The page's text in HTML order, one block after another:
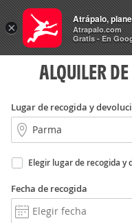
Rent
a Car
ALQUILER
Lugar de recogida y
Elegir lugar de recogida
Fecha de recogida
×
Atrápalo,
Atrapalo.com
Gratis - En